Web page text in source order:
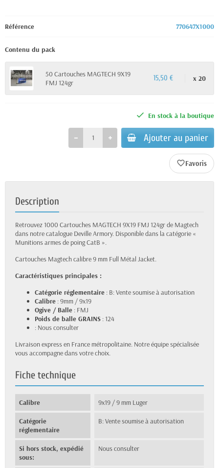
Référence 770647X1000
Contenu du pack
50 Cartouches MAGTECH 9X19
FMJ 124gr
15,50 € x 20
En stock à la boutique
Ajouter au panier
favorite_border
Description
Retrouvez 1000 Cartouches MAGTECH 9X19 FMJ 124gr de Magtech
dans notre catalogue Deville Armory. Disponible dans la catégorie «
Munitions armes de poing CatB ».
Cartouches Magtech calibre 9 mm Full Métal Jacket.
Caractéristiques principales :
Catégorie réglementaire : B: Vente soumise à autorisation
Calibre : 9mm / 9x19
Ogive / Balle : FMJ
Poids de balle GRAINS : 124
: Nous consulter
Livraison express en France métropolitaine. Notre équipe spécialisée
vous accompagne dans votre choix.
Fiche technique
Calibre 9x19 / 9 mm Luger
Catégorie
réglementaire
B: Vente soumise à autorisation
Si hors stock, expédié
sous:
Nous consulter